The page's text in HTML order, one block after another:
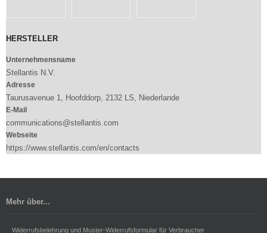
HERSTELLER
Unternehmensname
Stellantis N.V.
Adresse
Taurusavenue 1, Hoofddorp, 2132 LS, Niederlande
E-Mail
communications@stellantis.com
Webseite
https://www.stellantis.com/en/contacts
Mehr über...
Widerrufsbelehrung und Muster-Widerrufsformular für Verbraucher